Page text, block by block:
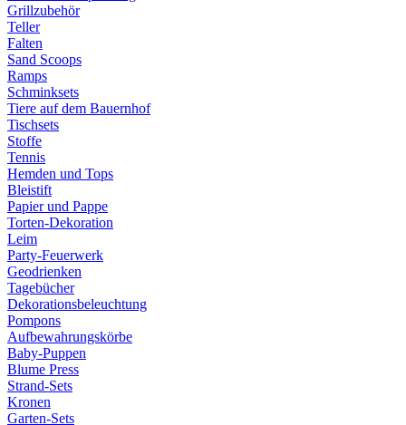
Grillzubehör
Teller
Falten
Sand Scoops
Ramps
Schminksets
Tiere auf dem Bauernhof
Tischsets
Stoffe
Tennis
Hemden und Tops
Bleistift
Papier und Pappe
Torten-Dekoration
Leim
Party-Feuerwerk
Geodrienken
Tagebücher
Dekorationsbeleuchtung
Pompons
Aufbewahrungskörbe
Baby-Puppen
Blume Press
Strand-Sets
Kronen
Garten-Sets